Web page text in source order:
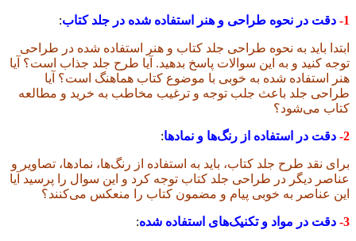
1- دقت در نحوه طراحی و هنر استفاده شده در جلد کتاب:
ابتدا باید به نحوه طراحی جلد کتاب و هنر استفاده شده در طراحی
توجه کنید و به این سوالات پاسخ بدهید. آیا طرح جلد جذاب است؟ آیا
هنر استفاده شده به خوبی با موضوع کتاب هماهنگ است؟ آیا
طراحی جلد باعث جلب توجه و ترغیب مخاطب به خرید و مطالعه
کتاب می‌شود؟
2- دقت در استفاده از رنگ‌ها و نمادها:
برای نقد طرح جلد کتاب، باید به استفاده از رنگ‌ها، نمادها، تصاویر و
عناصر دیگر در طراحی جلد کتاب توجه کرد و این سوال را پرسید آیا
این عناصر به خوبی پیام و مضمون کتاب را منعکس می‌کنند؟
3- دقت در مواد و تکنیک‌های استفاده شده: